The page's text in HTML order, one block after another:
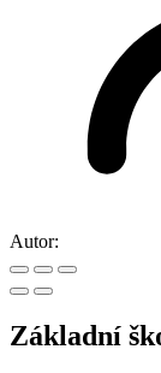
Autor:
Základní